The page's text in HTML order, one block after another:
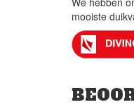
mooiste